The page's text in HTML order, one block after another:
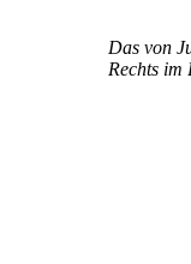
Das von
Rechts im